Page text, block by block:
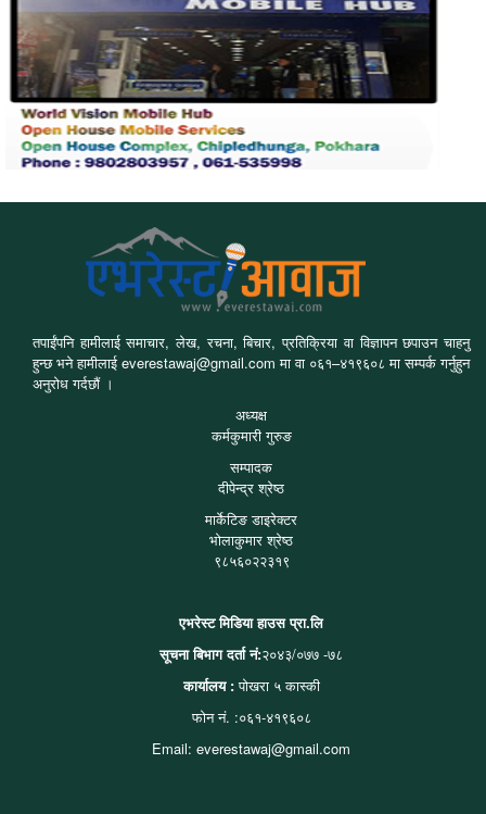
तपाईंपनि हामीलाई समाचार, लेख, रचना, बिचार, प्रतिक्रिया वा विज्ञापन छपाउन चाहनु
हुन्छ भने हामीलाई everestawaj@gmail.com मा वा ०६१–४१९६०८ मा सम्पर्क गर्नुहुन
अनुरोध गर्दछौं ।
अध्यक्ष
कर्मकुमारी गुरुङ
सम्पादक
दीपेन्द्र श्रेष्ठ
मार्केटिङ डाइरेक्टर
भोलाकुमार श्रेष्ठ
९८५६०२२३१९
एभरेस्ट मिडिया हाउस प्रा.लि
सूचना बिभाग दर्ता नं:२०४३/०७७ -७८
कार्यालय :पोखरा ५ कास्की
फोन नं. :०६१-४१९६०८
Email: everestawaj@gmail.com